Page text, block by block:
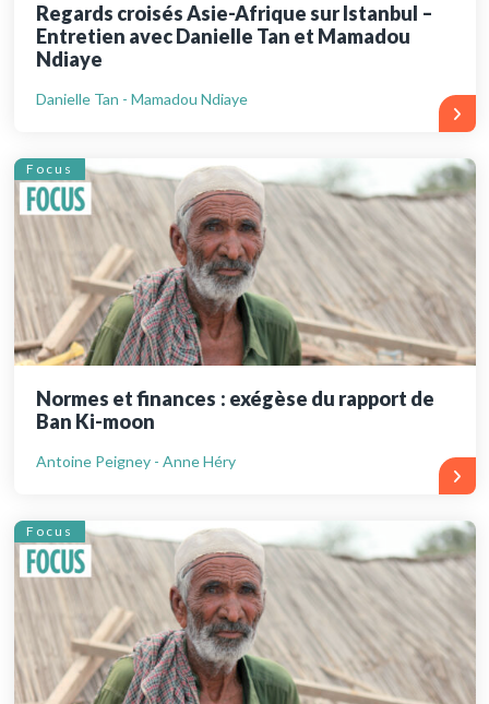
Regards croisés Asie-Afrique sur Istanbul –
Entretien avec Danielle Tan et Mamadou
Ndiaye
Danielle Tan - Mamadou Ndiaye
Focus
Normes et finances : exégèse du rapport de
Ban Ki-moon
Antoine Peigney - Anne Héry
Focus